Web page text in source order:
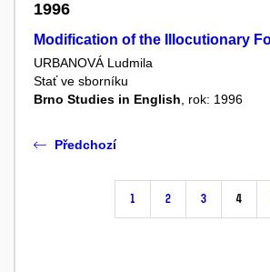
1996
Modification of the Illocutionary
URBANOVÁ Ludmila
Stať ve sborníku
Brno Studies in English , rok: 1996
Předchozí
1 2 3 4